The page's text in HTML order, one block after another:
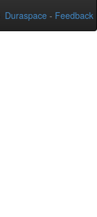
Duraspace - Feedback